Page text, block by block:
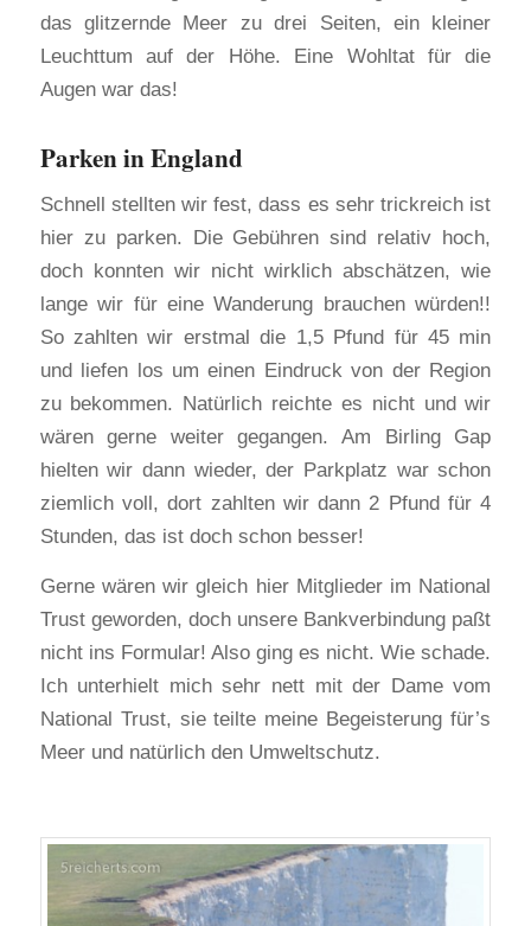
das glitzernde Meer zu drei Seiten, ein kleiner
Leuchttum auf der Höhe. Eine Wohltat für die
Augen war das!
Parken in England
Schnell stellten wir fest, dass es sehr trickreich ist
hier zu parken. Die Gebühren sind relativ hoch,
doch konnten wir nicht wirklich abschätzen, wie
lange wir für eine Wanderung brauchen würden!!
So zahlten wir erstmal die 1,5 Pfund für 45 min
und liefen los um einen Eindruck von der Region
zu bekommen. Natürlich reichte es nicht und wir
wären gerne weiter gegangen. Am Birling Gap
hielten wir dann wieder, der Parkplatz war schon
ziemlich voll, dort zahlten wir dann 2 Pfund für 4
Stunden, das ist doch schon besser!
Gerne wären wir gleich hier Mitglieder im National
Trust geworden, doch unsere Bankverbindung paßt
nicht ins Formular! Also ging es nicht. Wie schade.
Ich unterhielt mich sehr nett mit der Dame vom
National Trust, sie teilte meine Begeisterung für’s
Meer und natürlich den Umweltschutz.